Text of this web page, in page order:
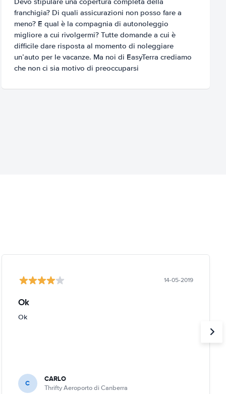
franchigia? Di quali assicurazioni non posso fare a
meno? E qual è la compagnia di autonoleggio
migliore a cui rivolgermi? Tutte domande a cui è
difficile dare risposta al momento di noleggiare
un’auto per le vacanze. Ma noi di EasyTerra crediamo
che non ci sia motivo di preoccuparsi
14-05-2019
Ok
Ok
C CARLO
Thrifty Aeroporto di Canberra